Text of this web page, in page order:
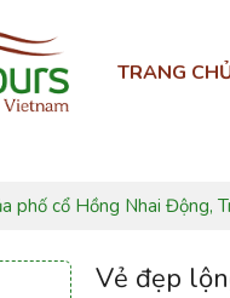
TRANG
phố cổ Hồng Nhai Động,
Vẻ đẹp